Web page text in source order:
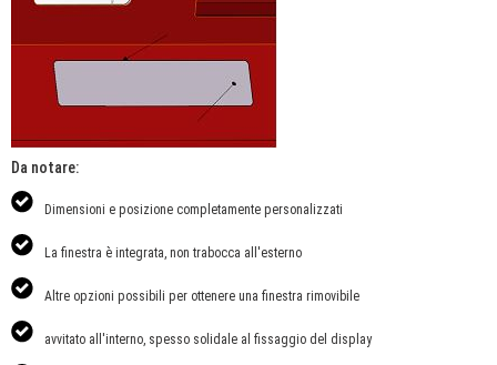
Da notare:
Dimensioni e posizione completamente personalizzati
La finestra è integrata, non trabocca all'esterno
Altre opzioni possibili per ottenere una finestra rimovibile
avvitato all'interno, spesso solidale al fissaggio del display